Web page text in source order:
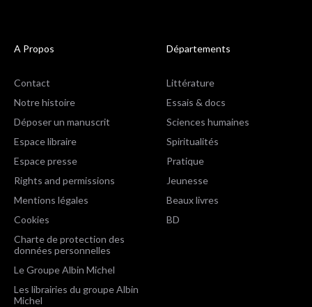
A Propos
Contact
Notre histoire
Déposer un manuscrit
Espace libraire
Espace presse
Rights and permissions
Mentions légales
Cookies
Charte de protection des
données personnelles
Le Groupe Albin Michel
Les librairies du groupe Albin
Michel
Départements
Littérature
Essais & docs
Sciences humaines
Spiritualités
Pratique
Jeunesse
Beaux livres
BD